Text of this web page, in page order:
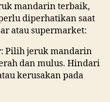
mandarin terbaik,
diperhatikan saat
atau supermarket:
: Pilih jeruk mandarin
dan mulus. Hindari
kerusakan pada